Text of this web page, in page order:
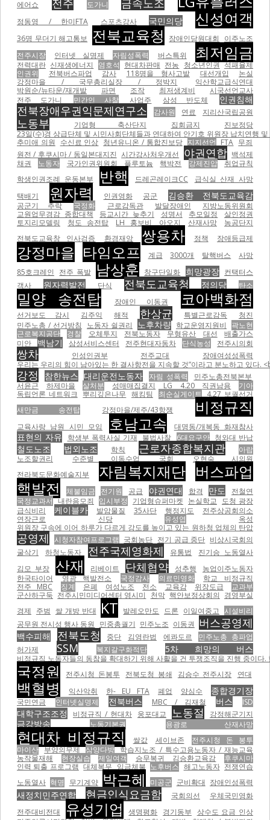
에어쇼 전주 도가니 금속노조
정동영 / 한미FTA 스포츠강사 국민의당 신성여객
36명 무더기 해고통보 전북교육청 장애인당원대회
이주노조
전주시장
인터넷 실명제 자림성폭력 버스특위 최저임금
전력대란 신재생에너지 염호석 현대차판매 전농 청소년인권 석패율제
인권위
전북버스파업 감사 118명을 형사고발 대선개입
논실
강정마을 / 국무총리실장 / 정박지
익산학교급식연대
박원순/뉴타운/재개발
파면 조작 최저생계비
시국선언교사
전주 도가니
민간인 사찰 사업주 삼성 반도체 인권침해
전북장애우권익문제연구소 감사원 연료 지리산국립공원
노동부 기업형 축산단지 집회금지
진보정당
23일(수)경 상급단체 및 시민사회단체들과 연대하여 안기호 위원장 납치연행
추미애 의원
수신료 인상 청년유니온 / 통합진보당 지지선언 FTA 무죄
원전 / 후쿠시마 / 동일본대지진 시간강사처우개선 야권연합 백석제
채권
노동자 국가인권위원회 플루토늄 핵박전 강제진압
취업규칙
학생인권조례 운동본부
반핵 드레곤레이크CC
급식실 산재 사망
택배기
원자력 인권영화 공군 김승환 전북도교육감
공군기 추락 국정화 근로감독관 발달장애인
지방노동위원회
교원업무경감 종합대책
등교시간 늦추기 성명서 추모일정
살인정권
토지리모델링
청도 송전탑 LH 홍보비 아오지 산재사망
농공단지
전북도교육창 인사검증
환경재앙 쌍용차 정책 장애등급제
강정마을 타임오프 계급 3000개 탈핵버스
사망
85호크레인
전주 폭발 남상훈 창구단일화 희망광장 컨택터스
객사
원자력발전 단식 전북도교육청 정의당 탄소
밀양 송전탑 장애인 이동권 코아백화점
선거보도 감시 김주익 해적 한상균 특별근로감독
청진
민주노총 / 선거방침
노동자 쉴권리 노후차량 학교운영지원비
곽노현
근로복지공단
경찰 오체투지 전북노동자 무형유산 대선
배출가스
미안
백남기 삼성서비스센터 전주현대자동차 단식농성 전주시의회
쌍차 인성인권부 전주교대
장애여성성폭력
우리는 우리의 힘이 남아있는 한 결사항전을 지속할 것”이라고 분노하고 있다.
강정 참한뉴스 대리운전노동자 자림 성폭력
민주노총전북본부
서윤근
하제마을 살처분 성매매집결지 LG 4.20 직권남용
기아
독립언론 네트워크 뿌리깊은나무 해킹팀 최순실게이트 4.27 보궐선거
새만금 송전탑
강정마을/제주/43항쟁 비정규직
교육사랑 남원 시민 모임 호남고속 대명동/개복동 화재참사
표현의 자유 학생부 폭력사실 기재 불법사찰 6대요구안 청와대 반납
철도노조 법외노조 학칙 근로자종합복지관
아랍
노조할권리
수준별 이동수업 국회
오현숙 시의원
전라북도문화예술지부
자림복지재단 버스파업
핵발전
체불임금 전기원 공급 야권연대 합격 만도
전철연
국정교과서 내란음모죄 입시부정 기업형슈퍼마켓 논실학교 도청 광장
급식비리
케이블카 발암물질 35사단 행정지도
전주상공회의소
연장근로
신당 유성엽
옥성
위원장 구속에 이어 하루가 다르게 강도를 높이고 있는 원하청 업체의 탄압
공영제 시청자참여프로그램 국회농단 전기 공급 중단 비상시국회의
굴삭기
하청노동자 전주국제영화제 유통법
진기승 노동열사
김모 부장
산재 리베이트 단체협약 성추행
농업이주노동자
한국타이어
영광 핵발전소 국정감사 의료민영화
학교 비정규직
전주 MBC
징계 은폐 여성노조 전소 교육감 위장도급
교과부
군산하구둑 전주시민미디어센터 영시미 천막 핵안보정상회의 경영부실
경제 주범 쌀 개방 반대 KT 발레오만도 드론 이일여중고 시설비리
공무원 전시성 행사 동원
민중총궐기 민주노조 이동권 버스공영제
백수피해 전북도청 중단 김영란법 에콰도르
민주노총 총파업
허가제
SSM 복지갈구화적단 5차 희망의 버스
비정규직 노동자들의 동참을 확대하기 위해 사활을 건 투쟁조직을 진행 중이다.
국정원 전주시청 돈봉투 전북도청 봉쇄 김승수 전주시장 연대
백혈병 익산악취 한- EU FTA 폐업 양심수 종합경기장
국민연금 인터넷실명제 전북버스 MBC / 김재철 버스 ISD
대학구조조정 비정규직 / 현대차 웅포대교 노동절 강정해군기지
금강방송 노동기본권 용광로 산재사망
현대차 비정규직 쌀값 세이브존
전주시청 돈 봉투
마이산 부양의무제 삼양다방 학습지노조 / 특수고용노동자 / 재능교육
농작물재해
현장실습 제일여객 승무복귀 김승환교육감
후쿠시마
인력 퇴출 프로그램 대체복무 임금체불 노후버스 해고노동자 전쟁연습
노동열사 혁명 무기계약 박근혜 미공군 군비확대 장애인성폭력
새정치민주연합 현금인식요금함 국회의선
우체국민영화
전주대비전대
유성기업 생명평화 경기동부 상수도 요금 인상